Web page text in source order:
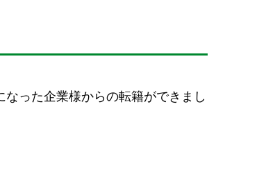
った企業様からの転籍ができまし